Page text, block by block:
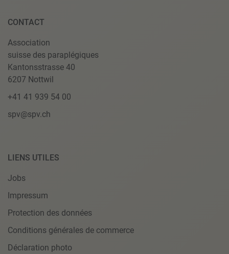
CONTACT
Association
suisse des paraplégiques
Kantonsstrasse 40
6207 Nottwil
+41 41 939 54 00
spv@spv.ch
LIENS UTILES
Jobs
Impressum
Protection des données
Conditions générales de commerce
Déclaration photo